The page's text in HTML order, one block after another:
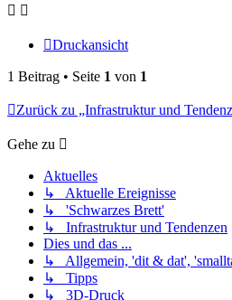
Druckansicht
1 Beitrag • Seite 1 von 1
Zurück zu „Infrastruktur und
Gehe zu
Aktuelles
↳ Aktuelle Ereignisse
↳ 'Schwarzes Brett'
↳ Infrastruktur und Tendenzen
Dies und das ...
↳ Allgemein, 'dit & dat',
↳ Tipps
↳ 3D-Druck